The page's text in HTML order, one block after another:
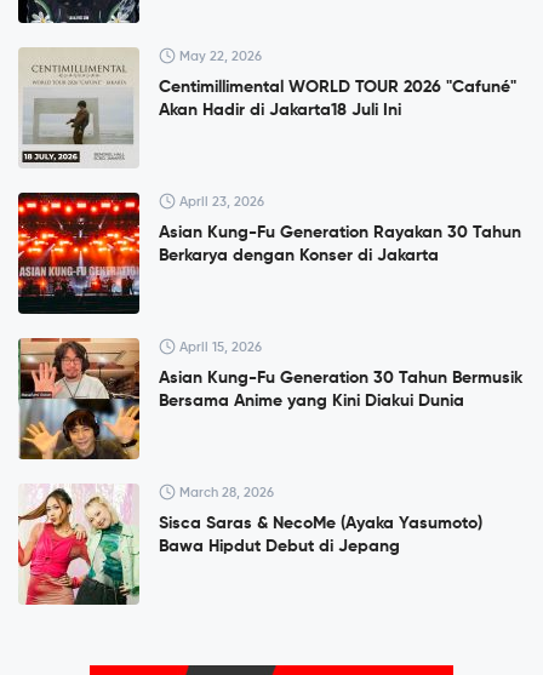
May 22, 2026
Centimillimental WORLD TOUR 2026 "Cafuné"
Akan Hadir di Jakarta18 Juli Ini
April 23, 2026
Asian Kung-Fu Generation Rayakan 30 Tahun
Berkarya dengan Konser di Jakarta
April 15, 2026
Asian Kung-Fu Generation 30 Tahun Bermusik
Bersama Anime yang Kini Diakui Dunia
March 28, 2026
Sisca Saras & NecoMe (Ayaka Yasumoto)
Bawa Hipdut Debut di Jepang